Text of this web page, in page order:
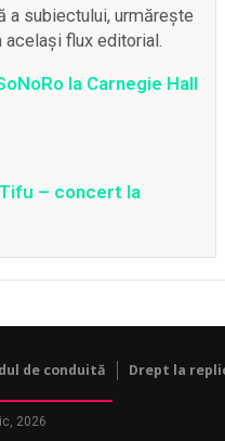
a subiectului, urmărește
flux editorial.
la Carnegie Hall
Tifu – concert la
de conduită Drept la
2026